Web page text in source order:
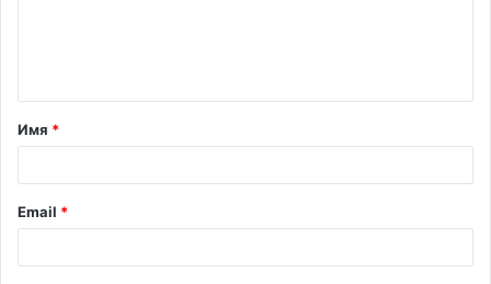
т
а
й
*
Имя *
Email *